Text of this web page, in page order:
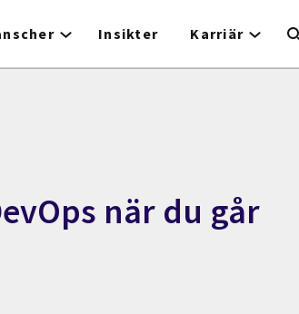
Insikter Karriär
när du går